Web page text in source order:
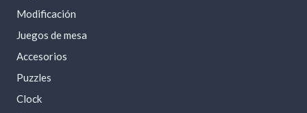
Modificación
Juegos de mesa
Accesorios
Puzzles
Clock